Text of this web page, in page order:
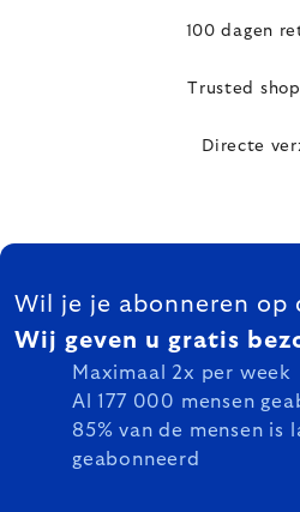
100 dagen
Trusted
Directe
FOOTER
Wil je je abonneren op
Wij geven u gratis
Maximaal 2x per week
Al 177 000 mensen
85% van de mensen is
geabonneerd